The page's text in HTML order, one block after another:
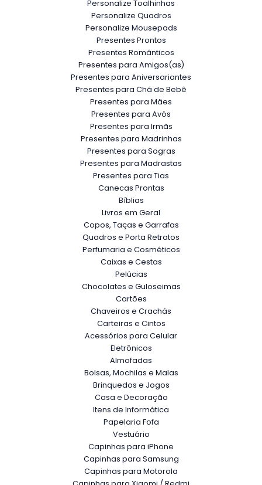
Personalize Toalhinhas
Personalize Quadros
Personalize Mousepads
Presentes Prontos
Presentes Românticos
Presentes para Amigos(as)
Presentes para Aniversariantes
Presentes para Chá de Bebê
Presentes para Mães
Presentes para Avós
Presentes para Irmãs
Presentes para Madrinhas
Presentes para Sogras
Presentes para Madrastas
Presentes para Tias
Canecas Prontas
Bíblias
Livros em Geral
Copos, Taças e Garrafas
Quadros e Porta Retratos
Perfumaria e Cosméticos
Caixas e Cestas
Pelúcias
Chocolates e Guloseimas
Cartões
Chaveiros e Crachás
Carteiras e Cintos
Acessórios para Celular
Eletrônicos
Almofadas
Bolsas, Mochilas e Malas
Brinquedos e Jogos
Casa e Decoração
Itens de Informática
Papelaria Fofa
Vestuário
Capinhas para iPhone
Capinhas para Samsung
Capinhas para Motorola